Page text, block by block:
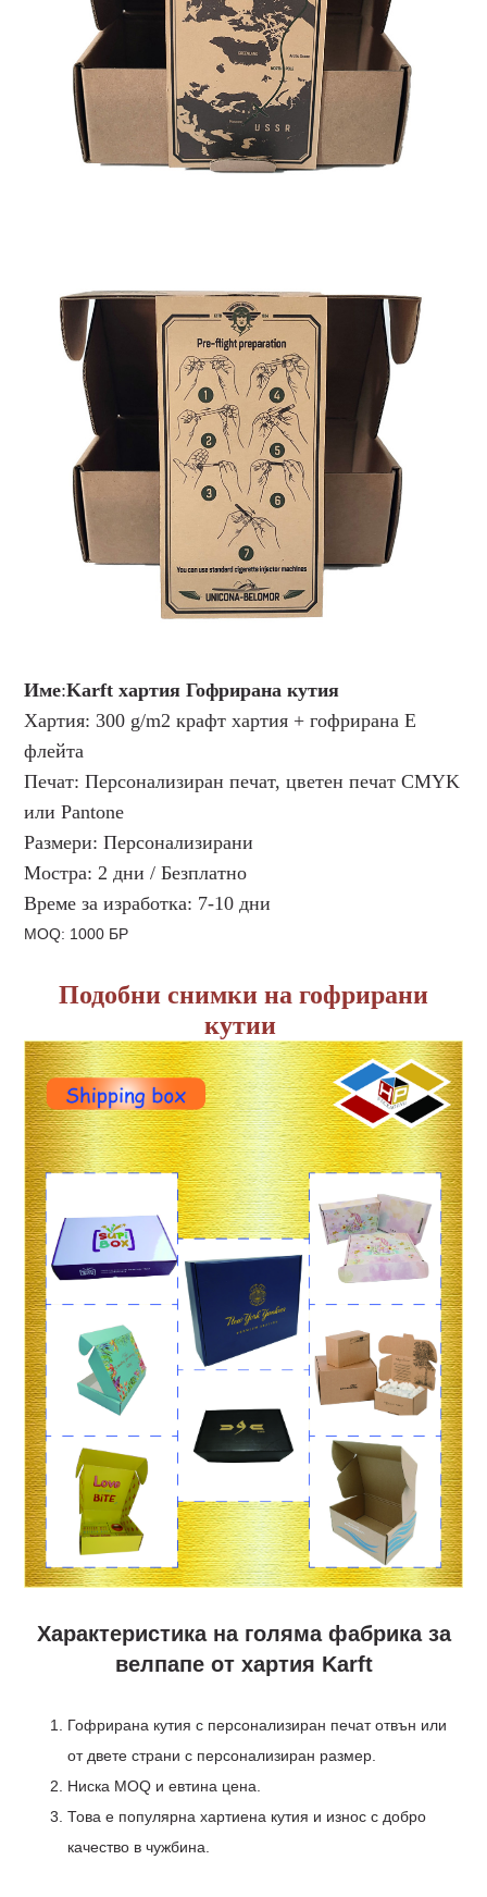
Име:Karft хартия Гофрирана кутия
Хартия: 300 g/m2 крафт хартия + гофрирана E
флейта
Печат: Персонализиран печат, цветен печат CMYK
или Pantone
Размери: Персонализирани
Мостра: 2 дни / Безплатно
Време за изработка: 7-10 дни
MOQ: 1000 БР
Подобни снимки на гофрирани
кутии
Характеристика на голяма фабрика за
велпапе от хартия Karft
Гофрирана кутия с персонализиран печат отвън или
от двете страни с персонализиран размер.
Ниска MOQ и евтина цена.
Това е популярна хартиена кутия и износ с добро
качество в чужбина.